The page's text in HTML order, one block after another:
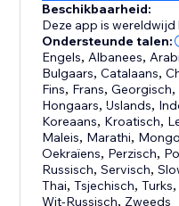
Beschikbaarheid:
Deze app is wereldwijd
Ondersteunde talen:
Engels, Albanees,
Bulgaars,Catalaans,
Fins, Frans,Georgisch,
Hongaars,IJslands,
Koreaans, Kroatisch,
Maleis, Marathi,
Oekraïens, Perzisch,
Russisch,Servisch,
Thai,Tsjechisch,Turks
Wit-Russisch, Zweeds